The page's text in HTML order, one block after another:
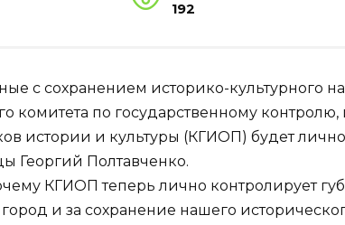
192
с сохранением историко-культурного
комитета по государственному
истории и культуры (КГИОП) будет
Георгий Полтавченко.
КГИОП теперь лично контролирует
и за сохранение нашего